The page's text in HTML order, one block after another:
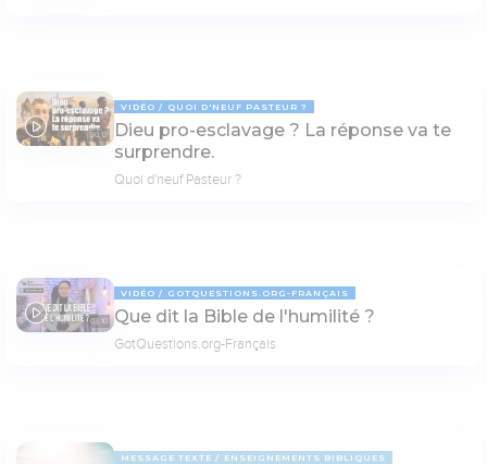
30:13
VIDÉO QUOI D'NEUF PASTEUR ?
Dieu pro-esclavage ? La réponse va te
surprendre.
Quoi d'neuf Pasteur ?
03:10
VIDÉO GOTQUESTIONS.ORG-FRANÇAIS
Que dit la Bible de l'humilité ?
GotQuestions.org-Français
MESSAGE TEXTE ENSEIGNEMENTS BIBLIQUES